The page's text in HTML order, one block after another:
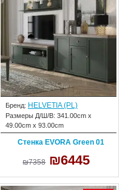
Бренд: HELVETIA (PL)
Размеры Д/Ш/В: 341.00cm x
49.00cm x 93.00cm
Стенка EVORA Green 01
₪7358 ₪6445